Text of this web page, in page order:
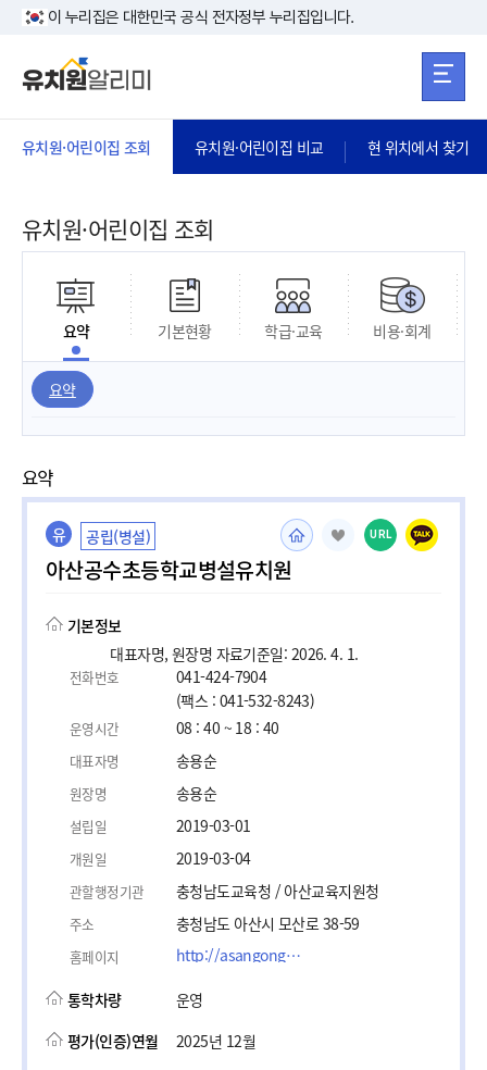
본문 바로가기
이 누리집은 대한민국 공식 전자정부 누리집입니다.
유치원·어린이집 조회 유치원·어린이집 비교 현 위치에서 찾기
유치원·어린이집 조회
요약 기본현황 학급·교육 비용·회계
요약
요약
유 공립(병설)
아산공수초등학교병설유치원
URL
기본정보
대표자명, 원장명 자료기준일: 2026. 4. 1.
전화번호
041-424-7904
(팩스 : 041-532-8243)
운영시간 08 : 40 ~ 18 : 40
대표자명 송용순
원장명 송용순
설립일 2019-03-01
개원일 2019-03-04
관할행정기관 충청남도교육청 / 아산교육지원청
주소 충청남도 아산시 모산로 38-59
홈페이지 http://asangongsucho.cnees.kr/main.do
통학차량
운영
평가(인증)연월
2025년 12월